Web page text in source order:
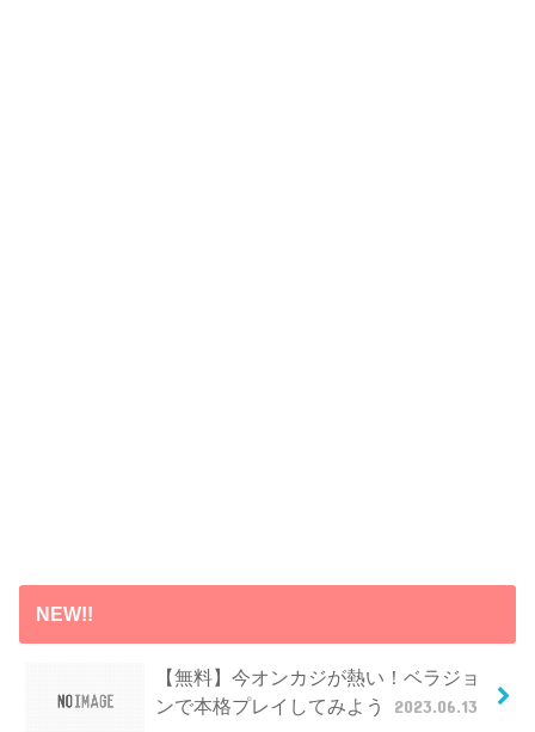
NEW!!
【無料】今オンカジが熱い！ベラジョ
ンで本格プレイしてみよう
2023.06.13